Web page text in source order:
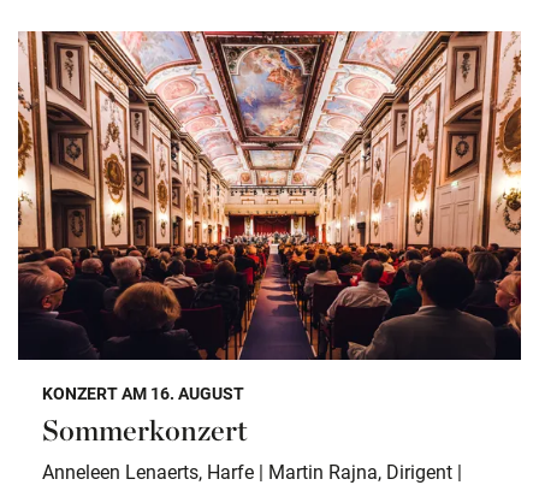
KONZERT AM 16. AUGUST
Sommerkonzert
Anneleen Lenaerts, Harfe | Martin Rajna, Dirigent |